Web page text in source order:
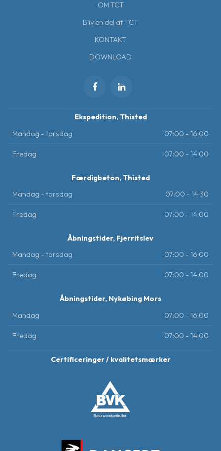
OM TCT
Bliv en del af TCT
KONTAKT
DOWNLOAD
Ekspedition, Thisted
07:00 - 16:00
Mandag - torsdag
07:00 - 14:00
Fredag
Færdigbeton, Thisted
07:00 - 14:30
Mandag - torsdag
07:00 - 14:00
Fredag
Åbningstider, Fjerritslev
07:00 - 16:00
Mandag - torsdag
07:00 - 14:00
Fredag
Åbningstider, Nykøbing Mors
07:00 - 16:00
Mandag
07:00 - 14:00
Fredag
Certificeringer / kvalitetsmærker